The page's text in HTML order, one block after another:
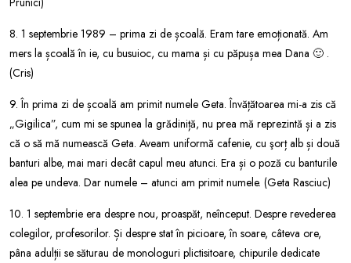
8. 1 septembrie 1989 – prima zi de școală. Eram tare emoționată. Am
mers la școală în ie, cu busuioc, cu mama și cu păpușa mea Dana 🙂 .
(Cris)
9. În prima zi de școală am primit numele Geta. Învățătoarea mi-a zis că
„Gigilica”, cum mi se spunea la grădiniță, nu prea mă reprezintă și a zis
că o să mă numească Geta. Aveam uniformă cafenie, cu şorț alb și două
banturi albe, mai mari decât capul meu atunci. Era și o poză cu banturile
alea pe undeva. Dar numele – atunci am primit numele. (Geta Rasciuc)
10. 1 septembrie era despre nou, proaspăt, neînceput. Despre revederea
colegilor, profesorilor. Și despre stat în picioare, în soare, câteva ore,
pâna adulții se săturau de monologuri plictisitoare, chipurile dedicate